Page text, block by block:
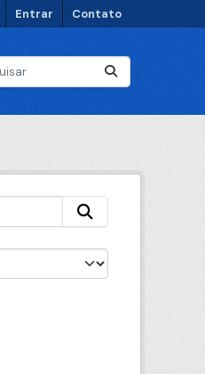
Entrar Contato